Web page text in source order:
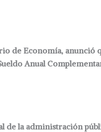
de Economía, anunció
Anual
de la administración